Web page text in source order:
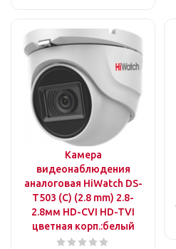
Камера
видеонаблюдения
аналоговая HiWatch DS-
T503 (С) (2.8 mm) 2.8-
2.8мм HD-CVI HD-TVI
цветная корп.:белый